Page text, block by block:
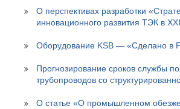
О перспективах разработки
инновационного развития ТЭК в
Оборудование KSB — «Сделано в
Прогнозирование сроков службы
трубопроводов со
О статье «О промышленном